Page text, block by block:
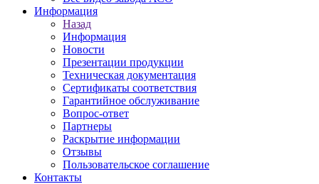
Информация
Назад
Информация
Новости
Презентации продукции
Техническая документация
Сертификаты соответствия
Гарантийное обслуживание
Вопрос-ответ
Партнеры
Раскрытие информации
Отзывы
Пользовательское соглашение
Контакты